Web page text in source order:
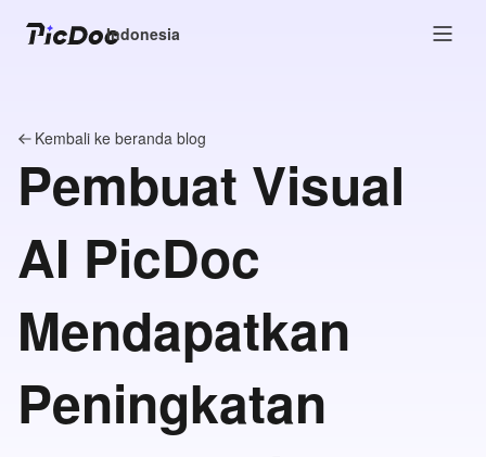
Indonesia
Kembali ke beranda blog
Pembuat Visual
AI PicDoc
Mendapatkan
Peningkatan